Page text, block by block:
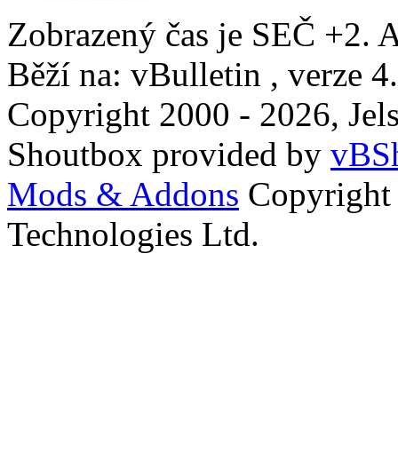
Zobrazený čas je SEČ +2.
Běží na: vBulletin , verze
Copyright 2000 - 2026,
Shoutbox provided by
Mods & Addons
Technologies Ltd.